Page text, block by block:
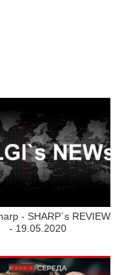
- SHARP`s REVIEW
- 19.05.2020